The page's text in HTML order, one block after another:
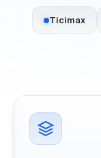
Ticimax